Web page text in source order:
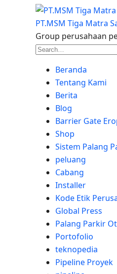
PT.MSM Tiga Matra
Group perusahaan
Beranda
Tentang Kami
Berita
Blog
Barrier Gate
Shop
Sistem Palang
peluang
Cabang
Installer
Kode Etik
Global Press
Palang Parkir
Portofolio
teknopedia
Pipeline Proyek